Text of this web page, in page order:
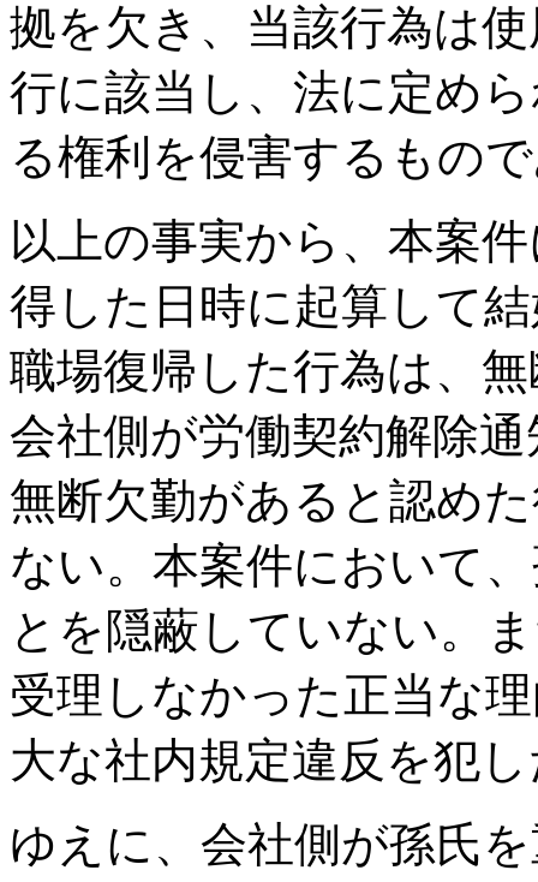
拠を欠き、当該行為は
行に該当し、法に定め
る権利を侵害するもの
以上の事実から、本案
得した日時に起算して
職場復帰した行為は、
会社側が労働契約解除
無断欠勤があると認め
ない。本案件において
とを隠蔽していない。
受理しなかった正当な
大な社内規定違反を犯
ゆえに、会社側が孫氏